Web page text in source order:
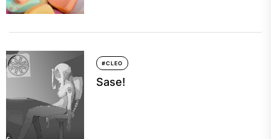
#CLEO
Sase!